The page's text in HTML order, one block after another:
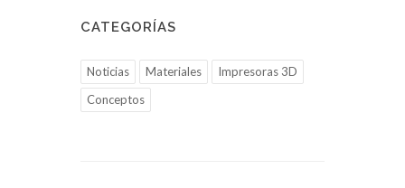
CATEGORÍAS
Noticias Materiales
Impresoras 3D
Conceptos